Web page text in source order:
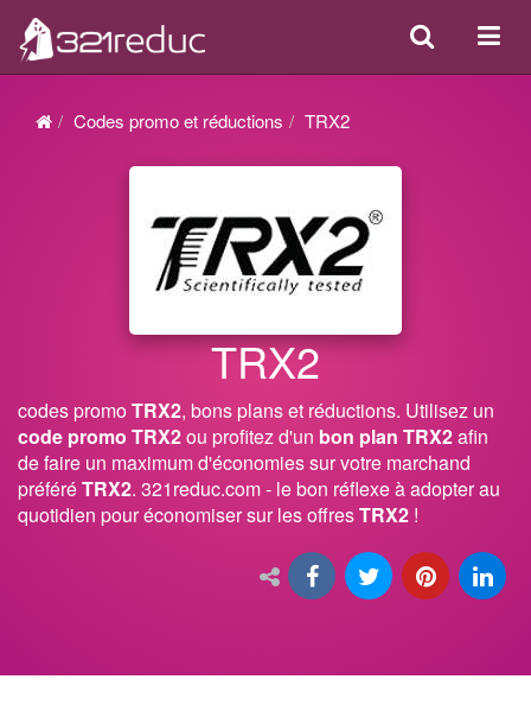
ou
Search
Codes promo et réductions TRX2
TRX2
codes promoTRX2, bons plans et réductions. Utilisez un
code promo TRX2ou profitez d'un bon plan TRX2afin
de faire un maximum d'économies sur votre marchand
préféréTRX2. 321reduc.com - le bon réflexe à adopter au
quotidien pour économiser sur les offresTRX2 !